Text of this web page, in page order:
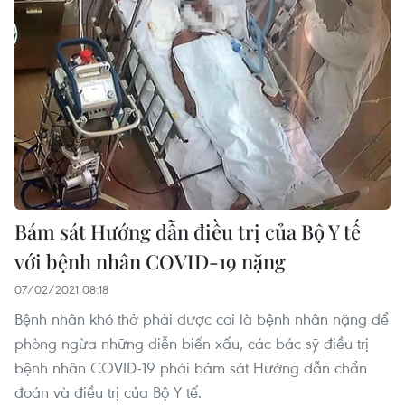
Bám sát Hướng dẫn điều trị của Bộ Y tế
với bệnh nhân COVID-19 nặng
07/02/2021 08:18
Bệnh nhân khó thở phải được coi là bệnh nhân nặng để
phòng ngừa những diễn biến xấu, các bác sỹ điều trị
bệnh nhân COVID-19 phải bám sát Hướng dẫn chẩn
đoán và điều trị của Bộ Y tế.